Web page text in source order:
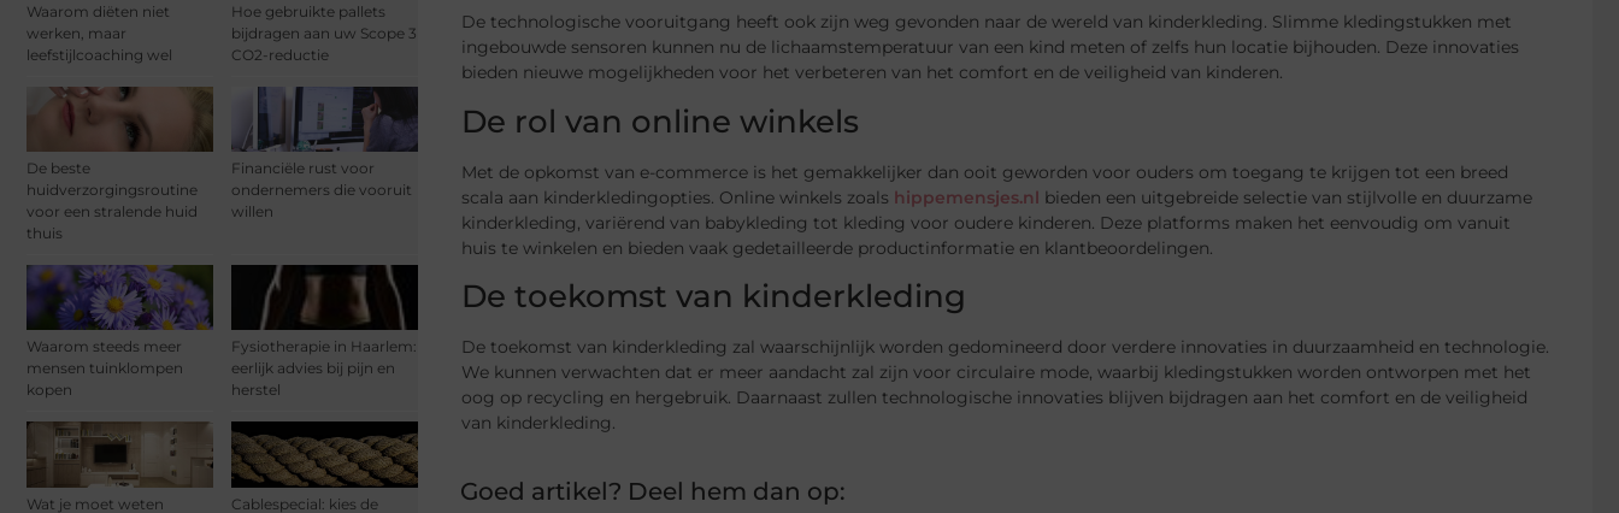
Waarom diëten niet
werken, maar
leefstijlcoaching wel
Hoe gebruikte pallets
bijdragen aan uw Scope 3
CO2-reductie
De beste
huidverzorgingsroutine
voor een stralende huid
thuis
Financiële rust voor
ondernemers die vooruit
willen
Waarom steeds meer
mensen tuinklompen
kopen
Fysiotherapie in Haarlem:
eerlijk advies bij pijn en
herstel
Wat je moet weten
Cablespecial: kies de
De technologische vooruitgang heeft ook zijn weg gevonden naar de wereld van kinderkleding. Slimme kledingstukken met
ingebouwde sensoren kunnen nu de lichaamstemperatuur van een kind meten of zelfs hun locatie bijhouden. Deze innovaties
bieden nieuwe mogelijkheden voor het verbeteren van het comfort en de veiligheid van kinderen.
De rol van online winkels
Met de opkomst van e-commerce is het gemakkelijker dan ooit geworden voor ouders om toegang te krijgen tot een breed
scala aan kinderkledingopties. Online winkels zoals hippemensjes.nl bieden een uitgebreide selectie van stijlvolle en duurzame
kinderkleding, variërend van babykleding tot kleding voor oudere kinderen. Deze platforms maken het eenvoudig om vanuit
huis te winkelen en bieden vaak gedetailleerde productinformatie en klantbeoordelingen.
De toekomst van kinderkleding
De toekomst van kinderkleding zal waarschijnlijk worden gedomineerd door verdere innovaties in duurzaamheid en technologie.
We kunnen verwachten dat er meer aandacht zal zijn voor circulaire mode, waarbij kledingstukken worden ontworpen met het
oog op recycling en hergebruik. Daarnaast zullen technologische innovaties blijven bijdragen aan het comfort en de veiligheid
van kinderkleding.
Goed artikel? Deel hem dan op: